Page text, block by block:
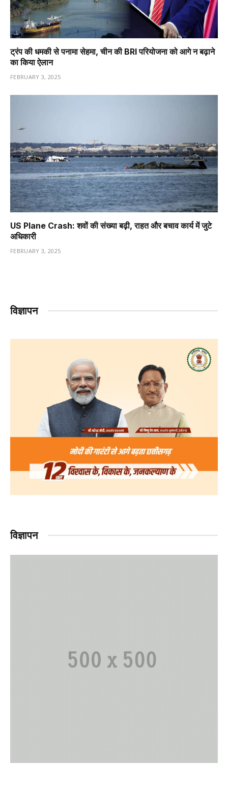
ट्रंप की धमकी से पनामा सेहमा, चीन की BRI परियोजना को आगे न बढ़ाने
का किया ऐलान
FEBRUARY 3, 2025
US Plane Crash: शवों की संख्या बढ़ी, राहत और बचाव कार्य में जुटे
अधिकारी
FEBRUARY 3, 2025
विज्ञापन
विज्ञापन